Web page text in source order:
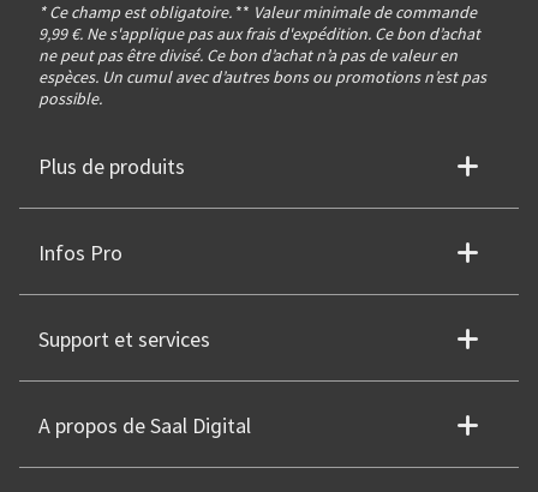
* Ce champ est obligatoire. ** Valeur minimale de commande
9,99 €. Ne s'applique pas aux frais d'expédition. Ce bon d’achat
ne peut pas être divisé. Ce bon d’achat n’a pas de valeur en
espèces. Un cumul avec d’autres bons ou promotions n’est pas
possible.
Plus de produits
Infos Pro
Support et services
A propos de Saal Digital